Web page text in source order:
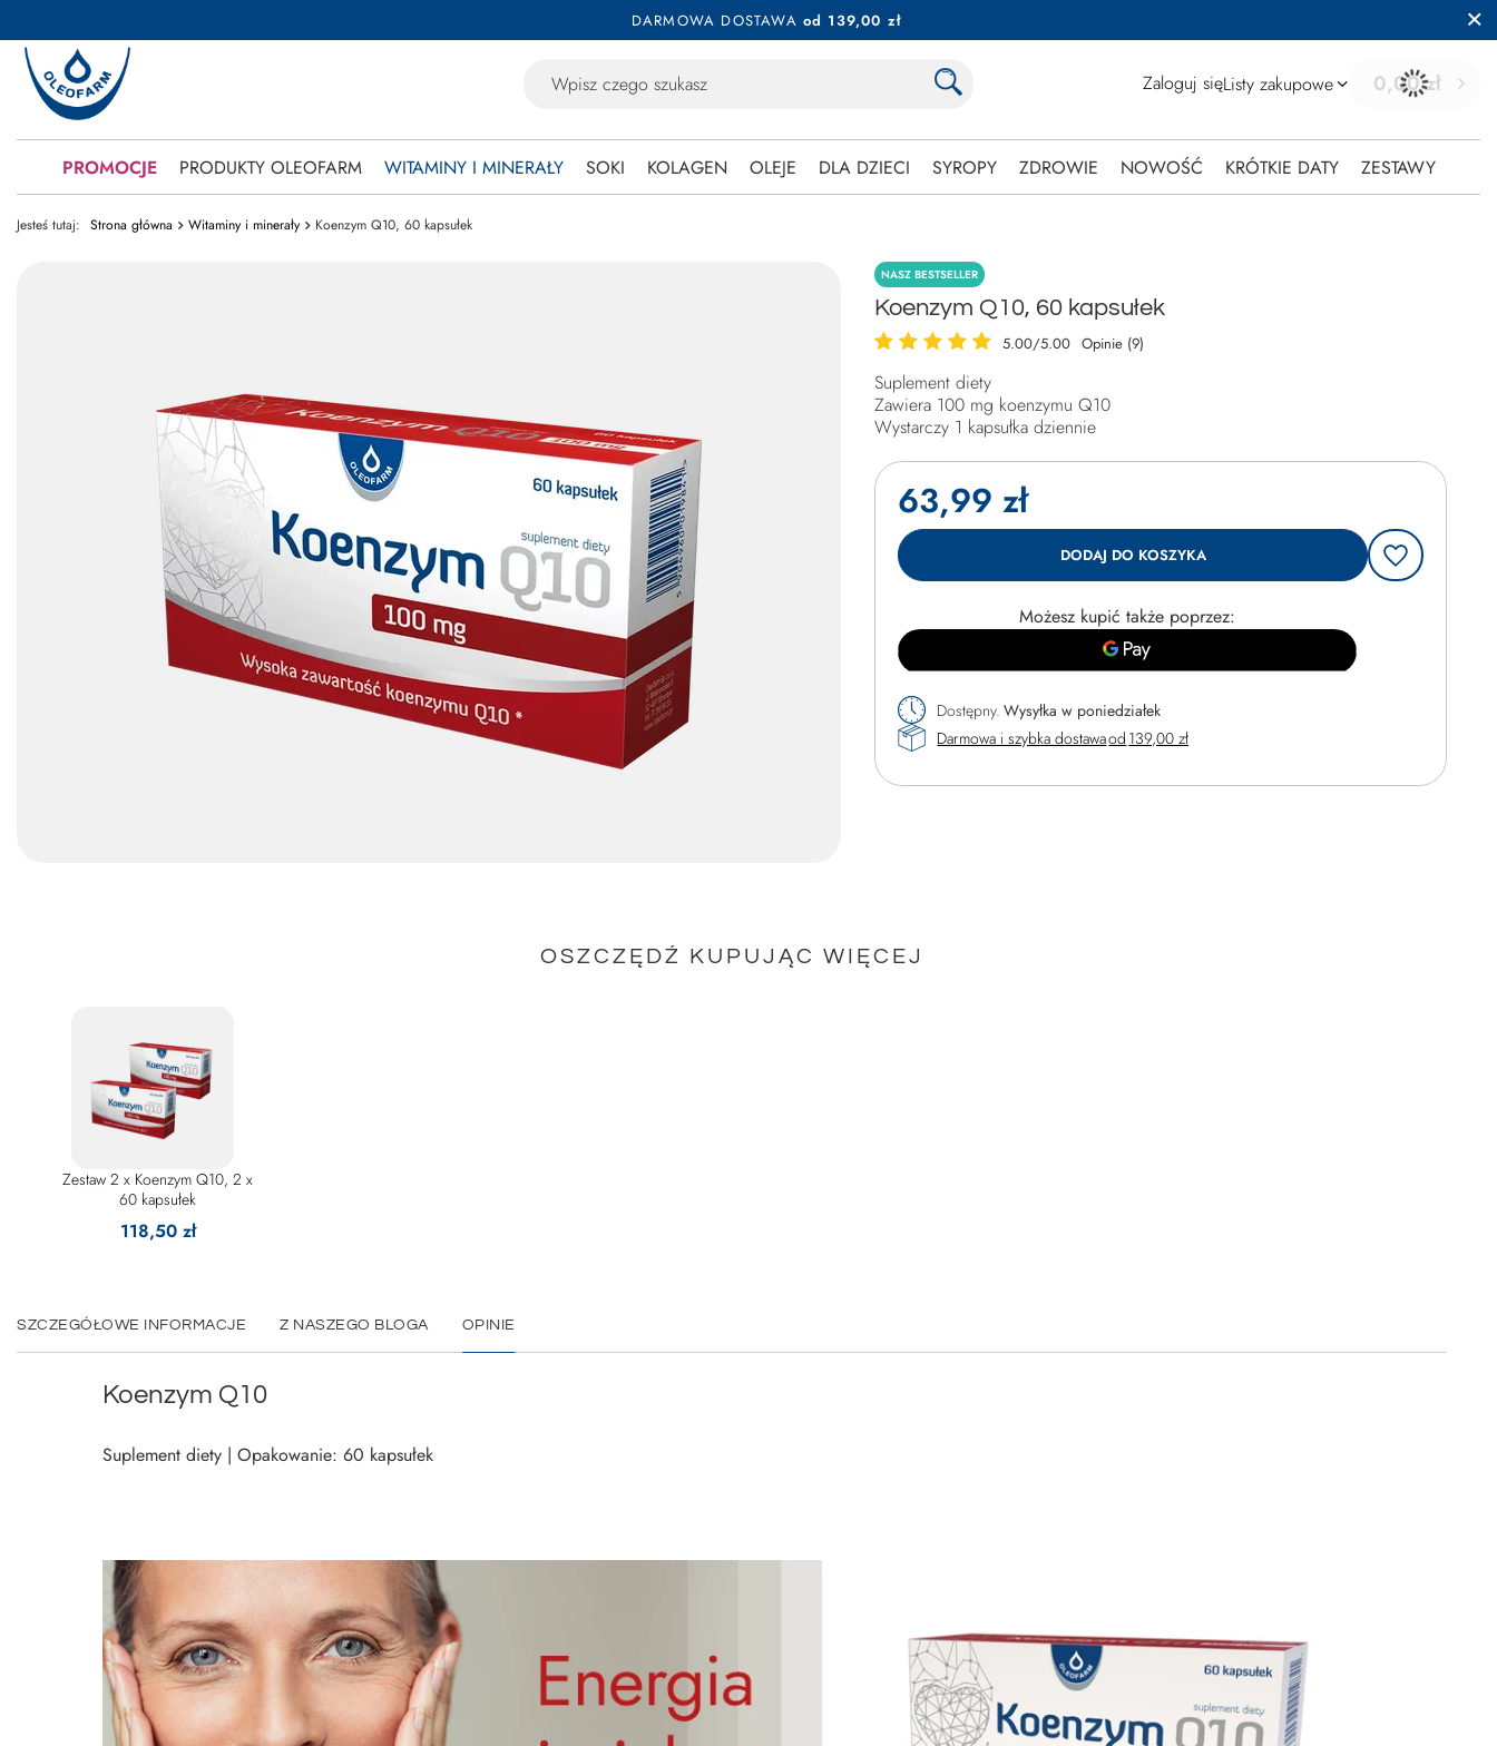
DARMOWA DOSTAWA od 139,00 zł
Zaloguj sięListy zakupowe 0,00 zł
PROMOCJE PRODUKTY OLEOFARM WITAMINY I MINERAŁY SOKI KOLAGEN OLEJE DLA DZIECI SYROPY ZDROWIE NOWOŚĆ KRÓTKIE DATY ZESTAWY
Jesteś tutaj: Strona główna Witaminy i minerały Koenzym Q10, 60 kapsułek
NASZ BESTSELLER
Koenzym Q10, 60 kapsułek
5.00/5.00 Opinie (9)
Suplement diety
Zawiera 100 mg koenzymu Q10
Wystarczy 1 kapsułka dziennie
63,99 zł
DODAJ DO KOSZYKA
Możesz kupić także poprzez:
Dostępny Wysyłkaw poniedziałek
Darmowa i szybka dostawaod 139,00 zł
OSZCZĘDŹ KUPUJĄC WIĘCEJ
Zestaw 2 x Koenzym Q10, 2 x
60 kapsułek
118,50 zł
SZCZEGÓŁOWE INFORMACJE Z NASZEGO BLOGA OPINIE
Koenzym Q10
Suplement diety | Opakowanie: 60 kapsułek